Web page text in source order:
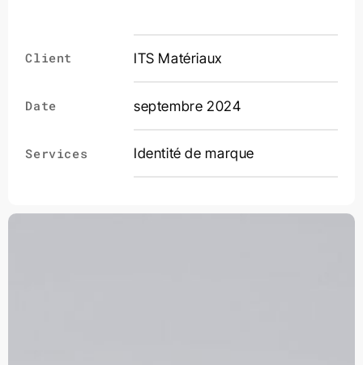
Client ITS Matériaux
Date septembre 2024
Services Identité de marque